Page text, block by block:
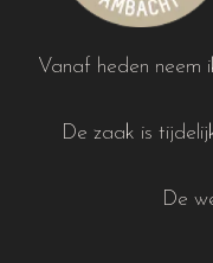
Vanaf heden neem
De zaak is
De